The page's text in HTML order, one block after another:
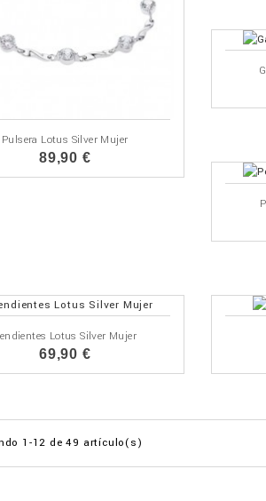
Pulsera Lotus Silver Mujer
89,90 €
Lotus Silver Mujer
69,90 €
1-12 de 49 artículo(s)